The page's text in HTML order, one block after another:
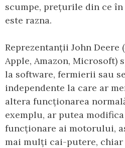
scumpe, prețurile din ce
este razna.
Reprezentanții John
Apple, Amazon, Microsoft)
la software, fermierii sau
independente la care ar
altera funcționarea
exemplu, ar putea
funcționare ai motorului,
mai mulți cai-putere, chiar